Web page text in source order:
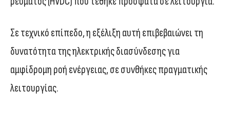
Σε τεχνικό επίπεδο, η εξέλιξη αυτή επιβεβαιώνει τη
δυνατότητα της ηλεκτρικής διασύνδεσης για
αμφίδρομη ροή ενέργειας, σε συνθήκες πραγματικής
λειτουργίας.